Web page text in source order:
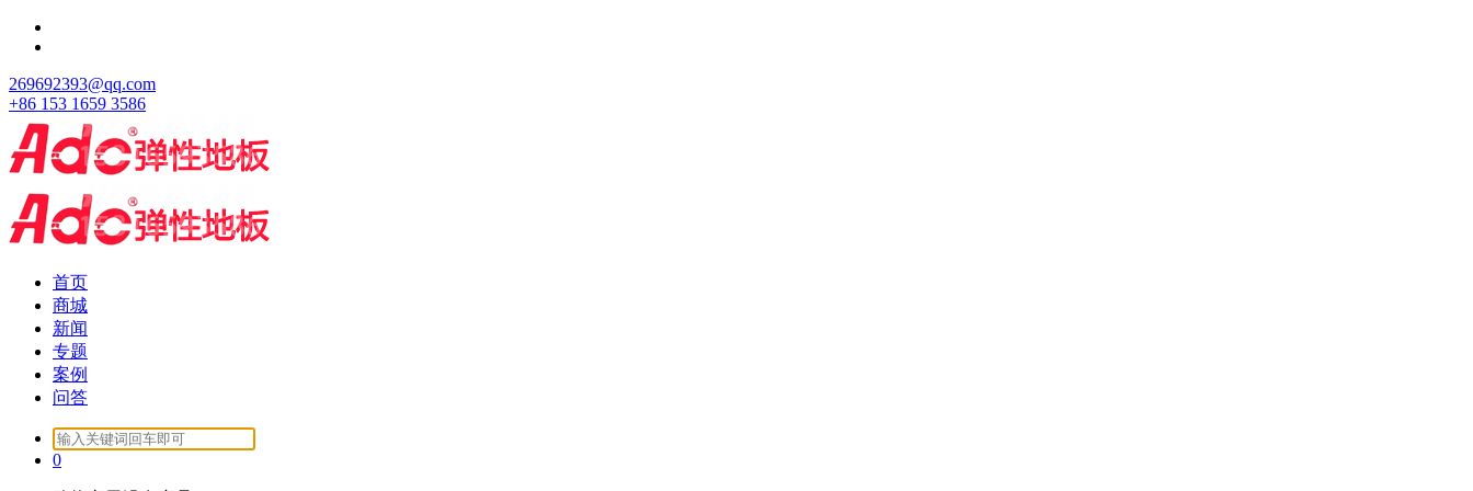
文
269692393@qq.com
+86 153 1659 3586
首页
商城
新闻
专题
案例
问答
Search
for:
0